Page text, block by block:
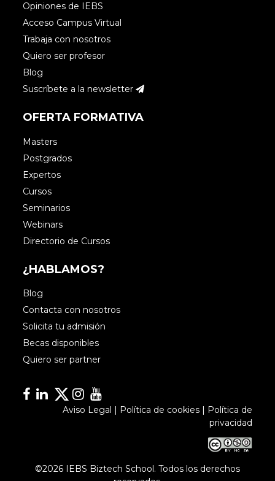
Opiniones de IEBS
Acceso Campus Virtual
Trabaja con nosotros
Quiero ser profesor
Blog
Suscríbete a la newsletter
OFERTA FORMATIVA
Masters
Postgrados
Expertos
Cursos
Seminarios
Webinars
Directorio de Cursos
¿HABLAMOS?
Blog
Contacta con nosotros
Solicita tu admisión
Becas disponibles
Quiero ser partner
Facebook
Linkedin
Linkedin
Instagram
Aviso Legal | Política de cookies| Política de
privacidad
©2026 IEBS Biztech School. Todos los derechos